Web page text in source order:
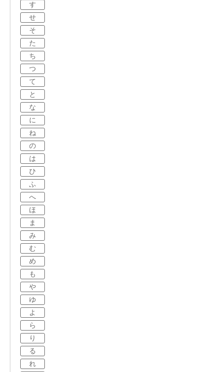
す
せ
そ
た
ち
つ
て
と
な
に
ね
の
は
ひ
ふ
へ
ほ
ま
み
む
め
も
や
ゆ
よ
ら
り
る
れ